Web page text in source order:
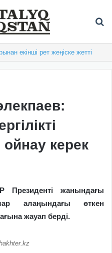
екінші рет жеңіске жетті
керек
Президенті жанындағы
алаңындағы өткен
жауап берді.